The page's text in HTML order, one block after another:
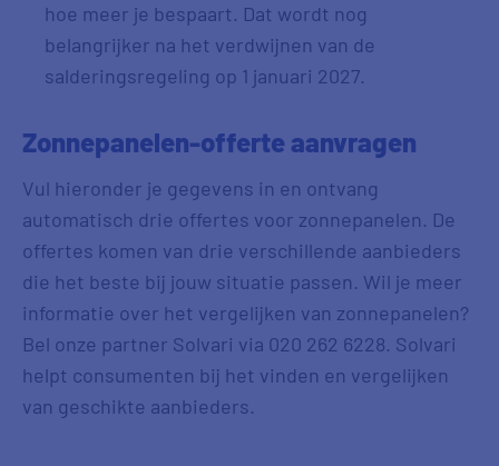
hoe meer je bespaart. Dat wordt nog
belangrijker na het verdwijnen van de
salderingsregeling op 1 januari 2027.
Zonnepanelen-offerte aanvragen
Vul hieronder je gegevens in en ontvang
automatisch drie offertes voor zonnepanelen. De
offertes komen van drie verschillende aanbieders
die het beste bij jouw situatie passen. Wil je meer
informatie over het vergelijken van zonnepanelen?
Bel onze partner Solvari via 020 262 6228. Solvari
helpt consumenten bij het vinden en vergelijken
van geschikte aanbieders.